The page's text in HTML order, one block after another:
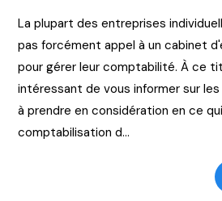
La plupart des entreprises
pas forcément appel à un cabinet
pour gérer leur comptabilité. À ce
intéressant de vous informer sur
à prendre en considération en ce
comptabilisation d...